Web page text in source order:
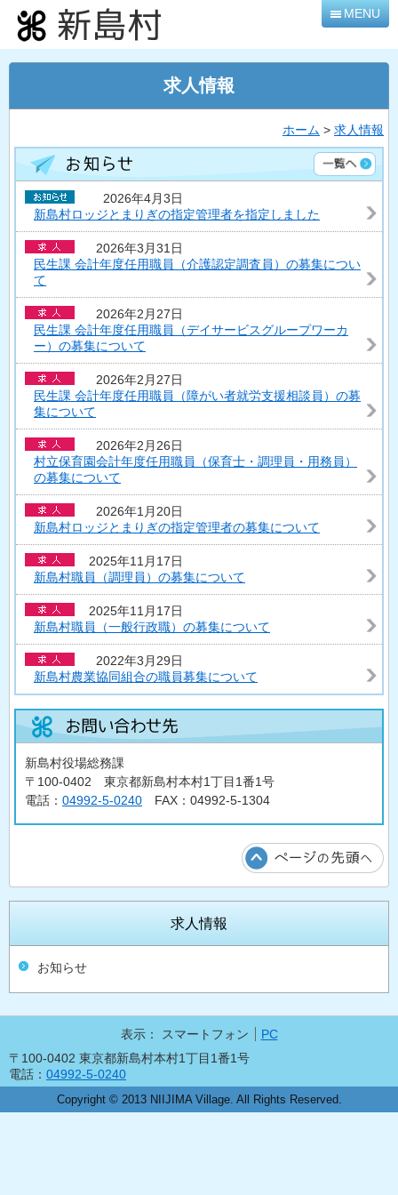
本
文
へ
移
MENU
求人情報
ホーム > 求人情報
2026年4月3日
新島村ロッジとまりぎの指定管理者を指定しました
2026年3月31日
民生課 会計年度任用職員（介護認定調査員）の募集につい
て
2026年2月27日
民生課 会計年度任用職員（デイサービスグループワーカ
ー）の募集について
2026年2月27日
民生課 会計年度任用職員（障がい者就労支援相談員）の募
集について
2026年2月26日
村立保育園会計年度任用職員（保育士・調理員・用務員）
の募集について
2026年1月20日
新島村ロッジとまりぎの指定管理者の募集について
2025年11月17日
新島村職員（調理員）の募集について
2025年11月17日
新島村職員（一般行政職）の募集について
2022年3月29日
新島村農業協同組合の職員募集について
新島村役場総務課
〒100-0402 東京都新島村本村1丁目1番1号
電話： 04992-5-0240 FAX：04992-5-1304
求人情報
お知らせ
表示： スマートフォン
PC
〒100-0402 東京都新島村本村1丁目1番1号
電話： 04992-5-0240
Copyright © 2013 NIIJIMA Village. All Rights Reserved.